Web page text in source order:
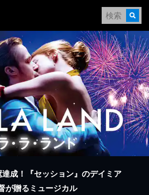
成！『セッション』のデイミア
が贈るミュージカル